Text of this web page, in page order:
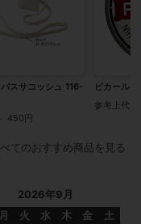
スサコッシュ 116-
450円
ピカール
参考上代
てのおすすめ商品を見る
2026年9月
月 火 水 木 金
土